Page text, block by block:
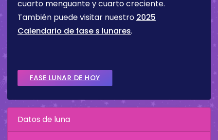
cuarto menguante y cuarto creciente.
También puede visitar nuestro 2025
Calendario de fase s lunares.
FASE LUNAR DE HOY
Datos de luna